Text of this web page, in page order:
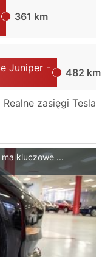
361 km
Juniper -
482 km
Realne zasięgi Tesla
kluczowe ...